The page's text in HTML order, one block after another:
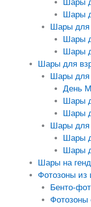
Шары
Шары
Шары для
Шары
Шары
Шары для
Шары для
День
Шары
Шары
Шары для
Шары
Шары
Шары на
Фотозоны из
Бенто-
Фотозоны